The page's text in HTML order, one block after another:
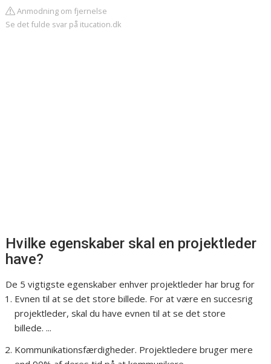
Anmodning om fjernelse
Se det fulde svar på itucation.dk
Hvilke egenskaber skal en projektleder
have?
De 5 vigtigste egenskaber enhver projektleder har brug for
Evnen til at se det store billede. For at være en succesrig
projektleder, skal du have evnen til at se det store
billede. ...
Kommunikationsfærdigheder. Projektledere bruger mere